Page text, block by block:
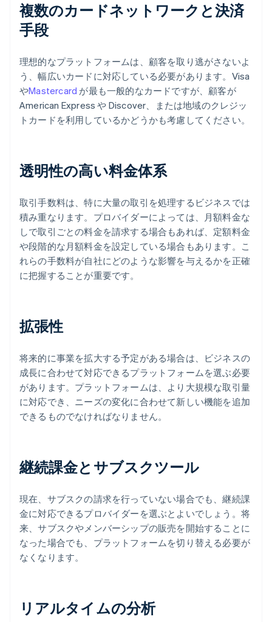
複数のカードネットワークと決済
手段
理想的なプラットフォームは、顧客を取り逃がさないよ
う、幅広いカードに対応している必要があります。Visa
やMastercard が最も一般的なカードですが、顧客が
American Express や Discover、または地域のクレジッ
トカードを利用しているかどうかも考慮してください。
透明性の高い料金体系
取引手数料は、特に大量の取引を処理するビジネスでは
積み重なります。プロバイダーによっては、月額料金な
しで取引ごとの料金を請求する場合もあれば、定額料金
や段階的な月額料金を設定している場合もあります。こ
れらの手数料が自社にどのような影響を与えるかを正確
に把握することが重要です。
拡張性
将来的に事業を拡大する予定がある場合は、ビジネスの
成長に合わせて対応できるプラットフォームを選ぶ必要
があります。プラットフォームは、より大規模な取引量
に対応でき、ニーズの変化に合わせて新しい機能を追加
できるものでなければなりません。
継続課金とサブスクツール
現在、サブスクの請求を行っていない場合でも、継続課
金に対応できるプロバイダーを選ぶとよいでしょう。将
来、サブスクやメンバーシップの販売を開始することに
なった場合でも、プラットフォームを切り替える必要が
なくなります。
リアルタイムの分析